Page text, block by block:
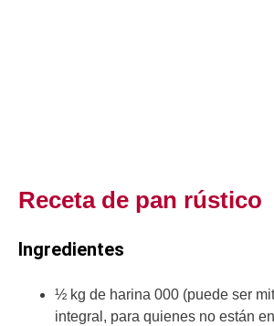
Receta de pan rústico
Ingredientes
½ kg de harina 000 (puede ser
integral, para quienes no están